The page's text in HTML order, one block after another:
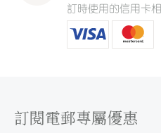
訂時使用的信用卡
訂閱電郵專屬優惠